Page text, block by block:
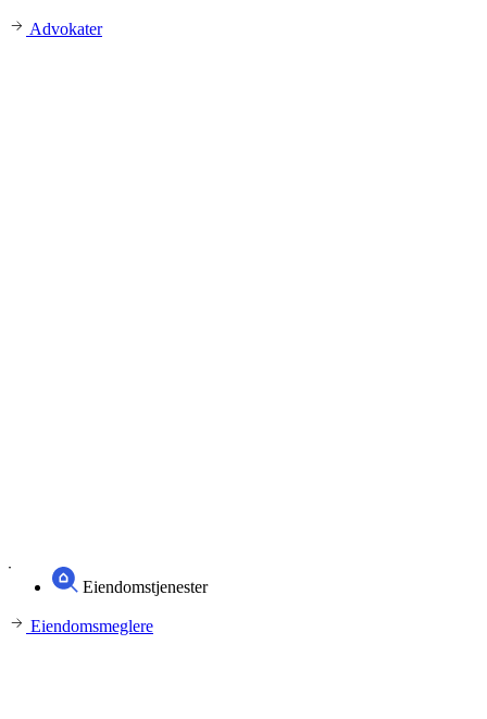
Advokater
Eiendomstjenester
Eiendomsmeglere